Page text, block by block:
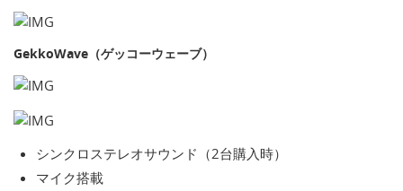
GekkoWave（ゲッコーウェーブ）
シンクロステレオサウンド（2台購入時）
マイク搭載